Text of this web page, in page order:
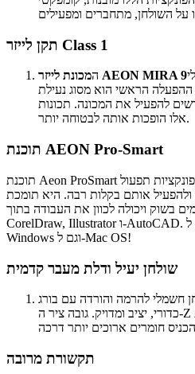
תקן לייזר Class 1
ה מכונת לייזר AEON MIRA 9
הראשי הוא מסוג נעילת
להפעיל את המכונה. תכונות
אלו הופכות אותה לבטוחה יותר.
תוכנת AEON Pro-Smart
תוכנת Aeon ProSmart ידידותית למשתמש ובעלת פונקציות תפעול
ולהפעיל אותם בקלות רבה. היא תומכת
בשוק ויכולה לכוון את העבודה בתוך
CorelDraw, Illustrator ו-AutoCAD. בנוסף, היא תואמת גם ל-
Windows וגם ל-Mac OS!
שולחן יעיל ודלת מעבר קדמית
חשמלי להרמה והורדה עם בורג
כדורי, יציב ומדויק. גובה ציר ה-Z הוא 150 מ"מ, ניתן לפתוח את
תקשורת מרובה